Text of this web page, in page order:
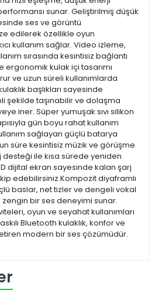
sunar. Geliştirilmiş düşük
ses ve görüntü
edilerek özellikle oyun
kullanım sağlar. Video izleme,
sırasında kesintisiz bağlantı
ergonomik kulak içi tasarımı
ve uzun süreli kullanımlarda
başlıkları sayesinde
şekilde taşınabilir ve dolaşma
iner. Süper yumuşak sıvı silikon
gün boyu rahat kullanım
sağlayan güçlü batarya
süre kesintisiz müzik ve görüşme
desteği ile kısa sürede yeniden
dijital ekran sayesinde kalan şarj
edebilirsiniz.Kompozit diyaframlı
baslar, net tizler ve dengeli vokal
bir ses deneyimi sunar.
oyun ve seyahat kullanımları
Bluetooth kulaklık, konfor ve
modern bir ses çözümüdür.